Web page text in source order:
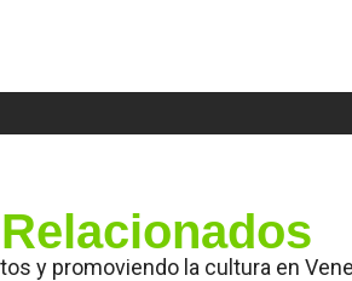
Relacionados
y promoviendo la cultura en